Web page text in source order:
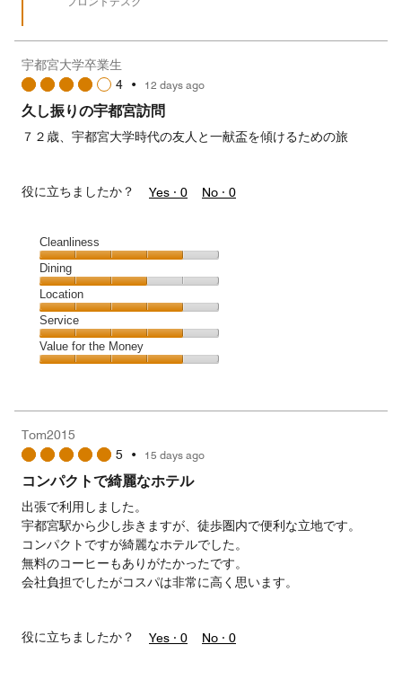
宇都宮大学卒業生
4 • 12 days ago
久し振りの宇都宮訪問
７２歳、宇都宮大学時代の友人と一献盃を傾けるための旅
役に立ちましたか？ Yes · 0 No · 0
Cleanliness
Cleanliness,
4
out
of
5
Dining
Dining,
3
out
of
5
Location
Location,
4
out
Service
Service,
4
5
Value for the Money
4
out
of
Tom2015
5 • 15 days ago
コンパクトで綺麗なホテル
出張で利用しました。
宇都宮駅から少し歩きますが、徒歩圏内で便利な立地です。
コンパクトですが綺麗なホテルでした。
無料のコーヒーもありがたかったです。
会社負担でしたがコスパは非常に高く思います。
役に立ちましたか？ Yes · 0 No · 0